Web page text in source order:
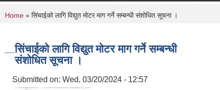
You are here
Home » सिंचाईको लागि विद्युत मोटर माग गर्ने सम्बन्धी संशोधित सूचना ।
सिंचाईको लागि विद्युत मोटर माग गर्ने सम्बन्धी
संशोधित सूचना ।
Submitted on: Wed, 03/20/2024 - 12:57